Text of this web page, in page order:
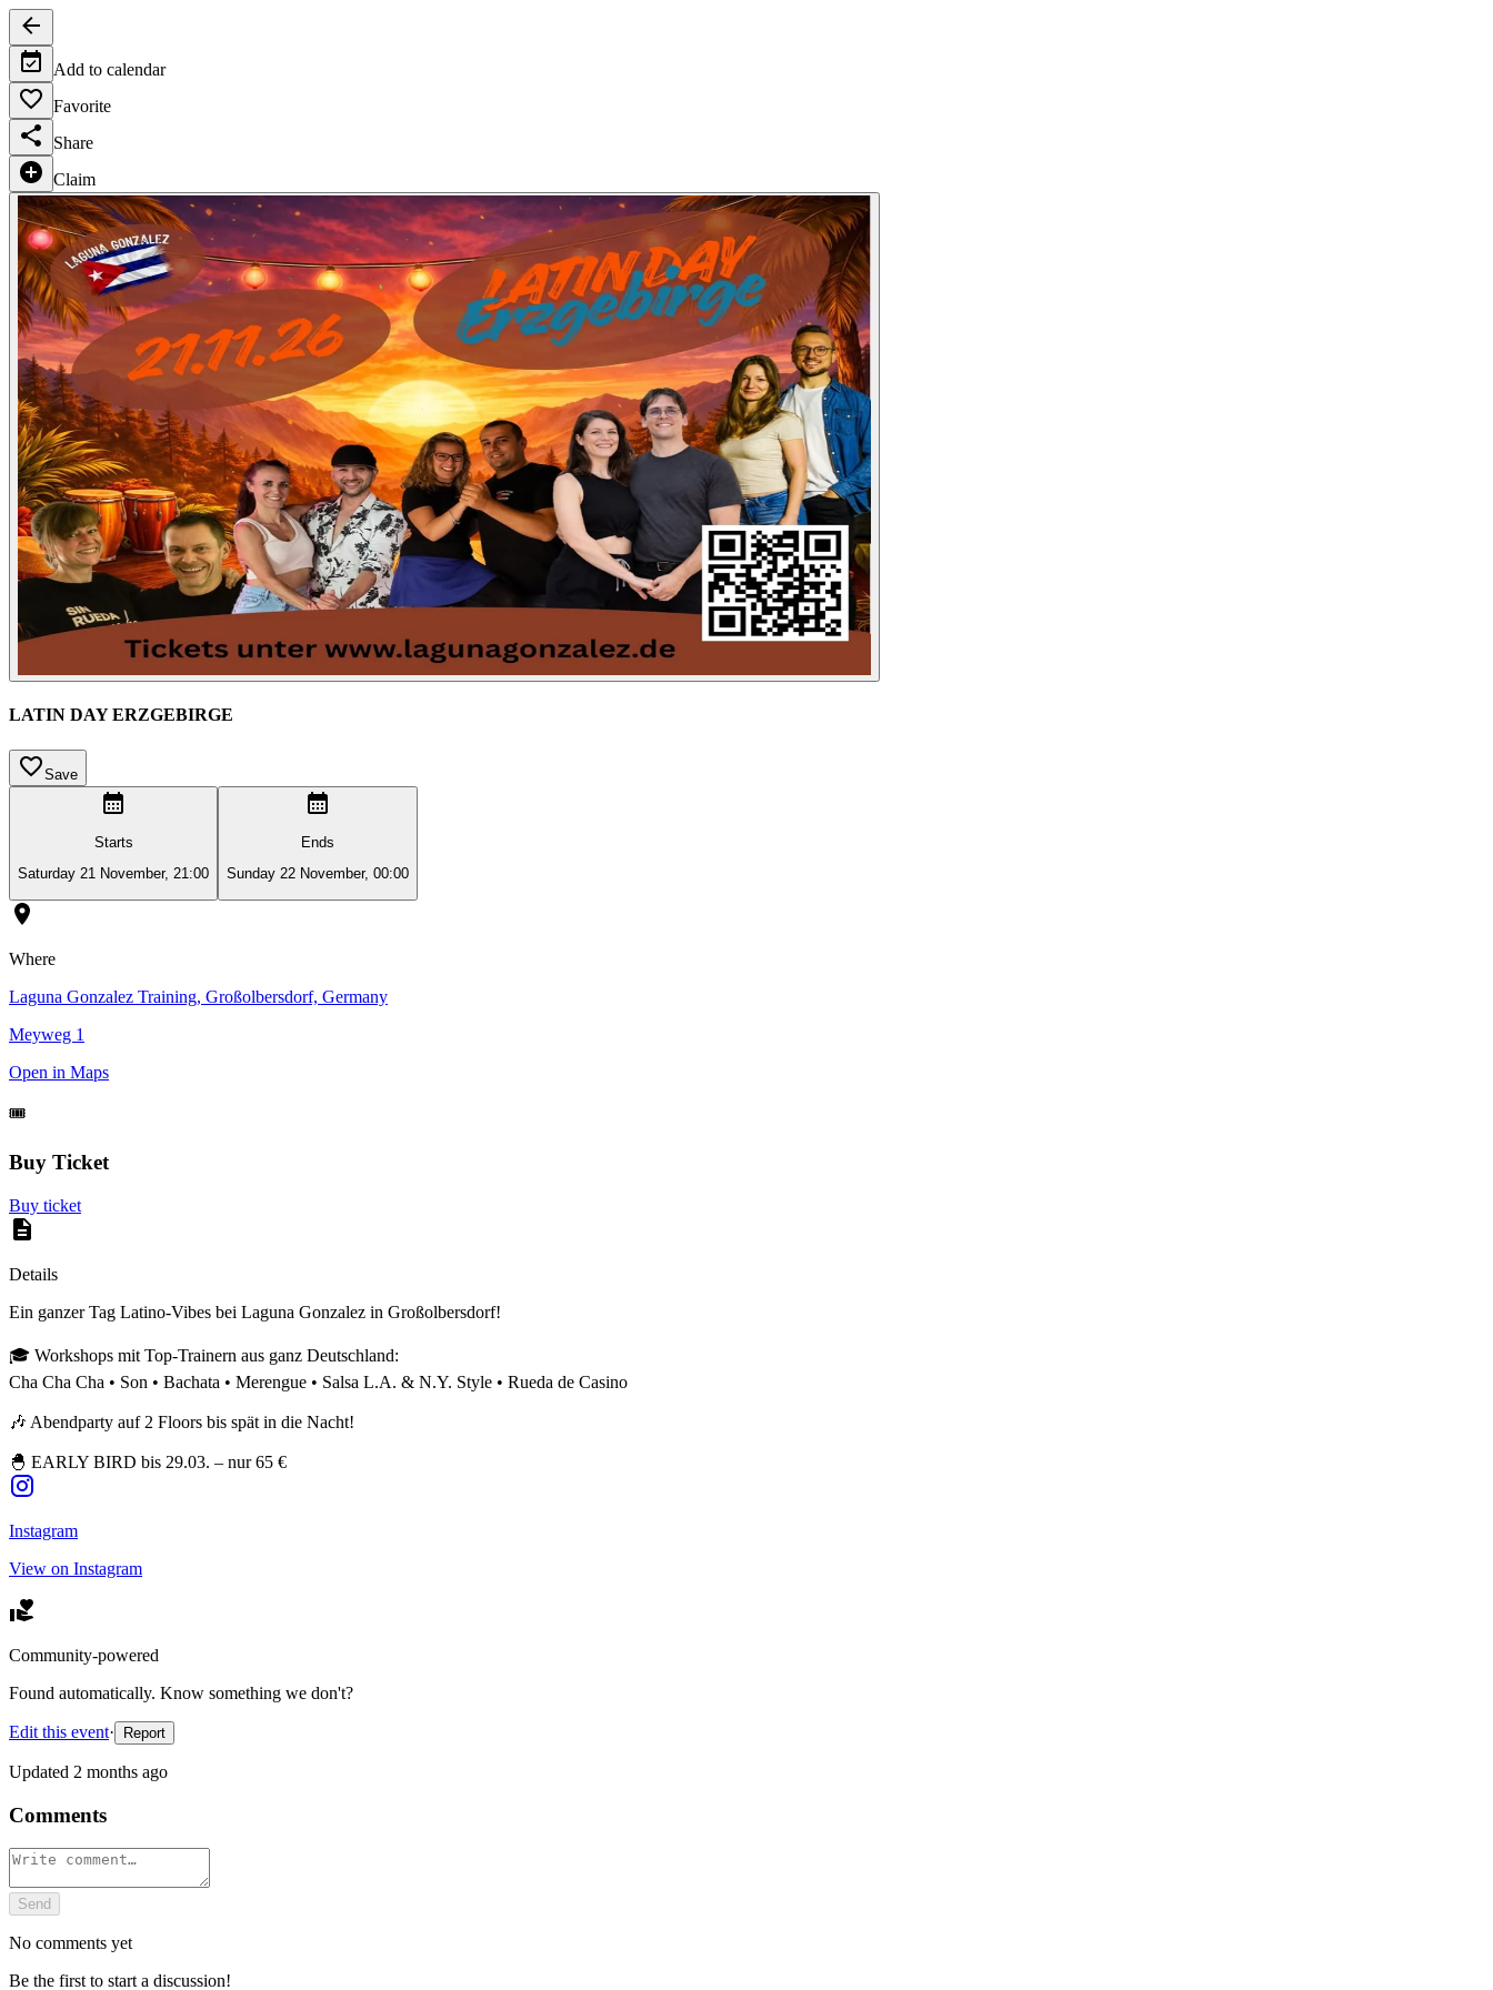
Add to calendar
Favorite
Share
Claim
LATIN DAY ERZGEBIRGE
Save
Starts
Saturday 21 November, 21:00
Ends
Sunday 22 November, 00:00
Where
Laguna Gonzalez Training, Großolbersdorf, Germany
Meyweg 1
Open in Maps
🎟️
Buy Ticket
Buy ticket
Details
Ein ganzer Tag Latino-Vibes bei Laguna Gonzalez in Großolbersdorf!
🎓 Workshops mit Top-Trainern aus ganz Deutschland:
Cha Cha Cha • Son • Bachata • Merengue • Salsa L.A. & N.Y. Style • Rueda de Casino
🎶 Abendparty auf 2 Floors bis spät in die Nacht!
🐣 EARLY BIRD bis 29.03. – nur 65 €
Instagram
View on Instagram
Community-powered
Found automatically. Know something we don't?
Edit this event· Report
Updated 2 months ago
Comments
Send
No comments yet
Be the first to start a discussion!